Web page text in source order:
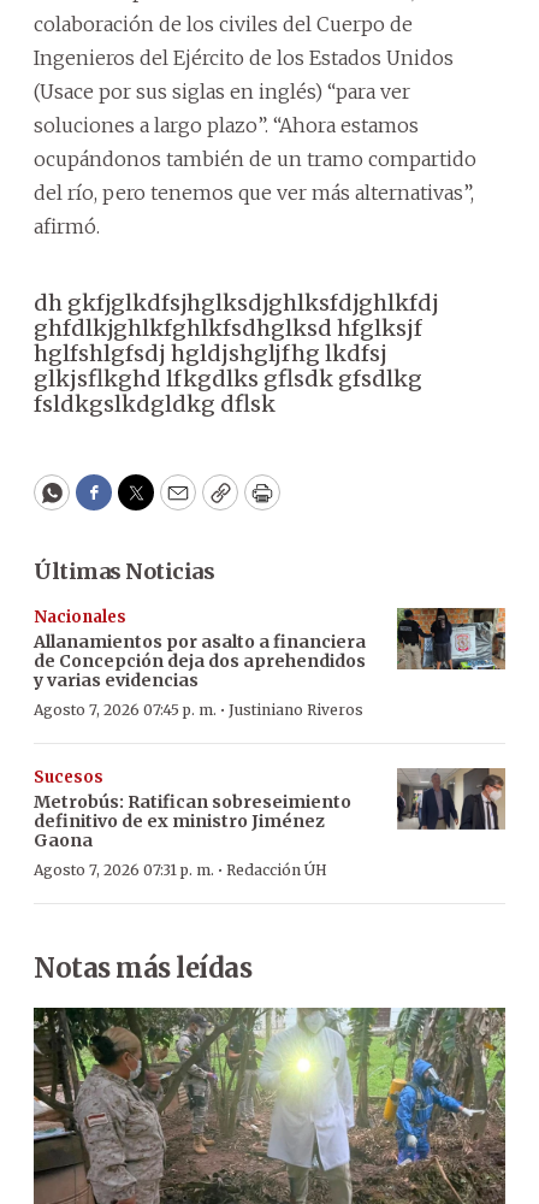
colaboración de los civiles del Cuerpo de
Ingenieros del Ejército de los Estados Unidos
(Usace por sus siglas en inglés) “para ver
soluciones a largo plazo”. “Ahora estamos
ocupándonos también de un tramo compartido
del río, pero tenemos que ver más alternativas”,
afirmó.
dh gkfjglkdfsjhglksdjghlksfdjghlkfdj
ghfdlkjghlkfghlkfsdhglksd hfglksjf
hglfshlgfsdj hgldjshgljfhg lkdfsj
glkjsflkghd lfkgdlks gflsdk gfsdlkg
fsldkgslkdgldkg dflsk
WhatsApp
Facebook
Twitter
EmailCopyPrint
Últimas Noticias
Nacionales
Allanamientos por asalto a financiera
de Concepción deja dos aprehendidos
y varias evidencias
Agosto 7, 2026 07:45 p. m. · Justiniano Riveros
Sucesos
Metrobús: Ratifican sobreseimiento
definitivo de ex ministro Jiménez
Gaona
Agosto 7, 2026 07:31 p. m. · Redacción ÚH
Notas más leídas